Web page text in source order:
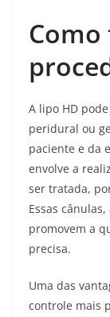
A lipo HD
peridural ou
paciente e da
envolve a
ser tratada,
Essas
promovem a
precisa.
Uma das
controle mais